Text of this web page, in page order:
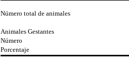
Número total de animales
Animales Gestantes
Número
Porcentaje